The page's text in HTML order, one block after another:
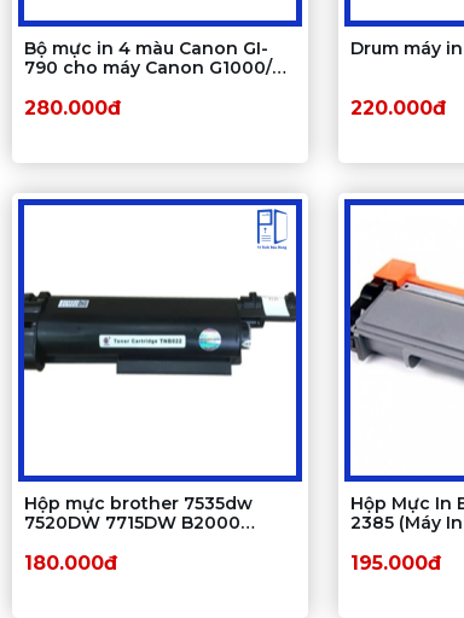
Bộ mực in 4 màu Canon GI-
790 cho máy Canon G1000/
280.000đ
Drum máy
220.000đ
Hộp mực brother 7535dw
7520DW 7715DW B2000
/ B027
180.000đ
Hộp Mực In
2385 (Máy
2701d,
195.000đ